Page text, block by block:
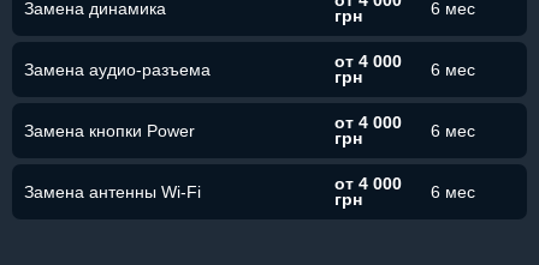
Замена динамика
грн
6 мес
Замена аудио-разъема
от 4 000
грн
6 мес
Замена кнопки Power
от 4 000
грн
6 мес
Замена антенны Wi-Fi
от 4 000
грн
6 мес